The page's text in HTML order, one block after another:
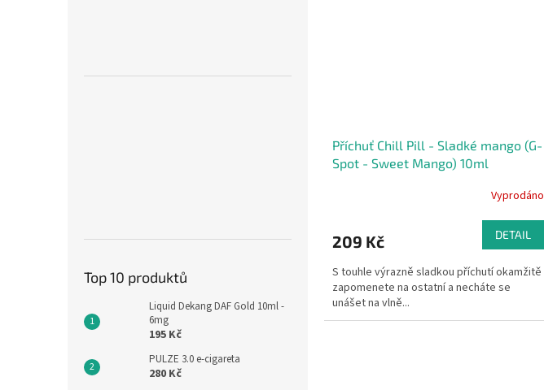
Top 10 produktů
Liquid Dekang DAF Gold 10ml -
6mg
195 Kč
PULZE 3.0 e-cigareta
280 Kč
Příchuť Chill Pill - Sladké mango (G-
Spot - Sweet Mango) 10ml
Vyprodáno
209 Kč DETAIL
S touhle výrazně sladkou příchutí okamžitě
zapomenete na ostatní a necháte se
unášet na vlně...